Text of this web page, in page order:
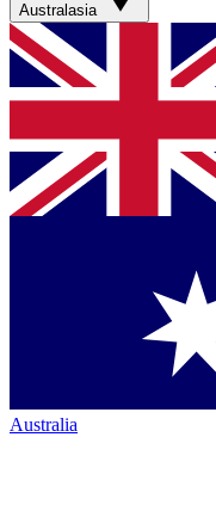
Australasia
Australia